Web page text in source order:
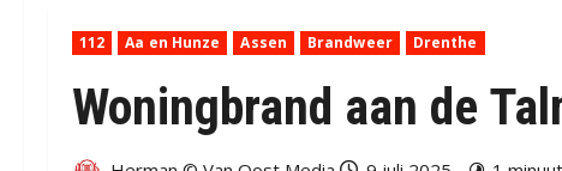
112 Aa en Hunze Assen Brandweer Drenthe
Woningbrand aan de